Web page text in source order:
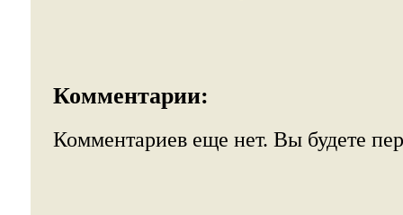
Комментарии:
Комментариев еще нет. Вы будете